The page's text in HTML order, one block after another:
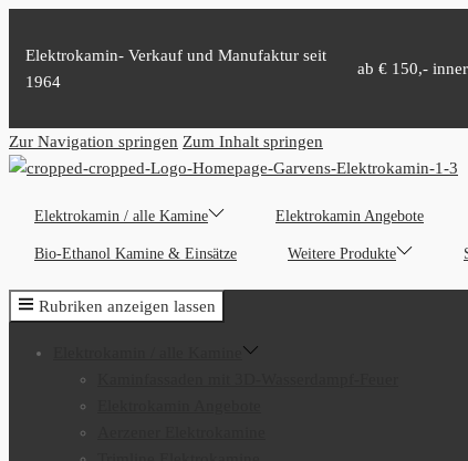
Elektrokamin- Verkauf und Manufaktur seit
1964
ab € 150,-
Zur Navigation springen Zum Inhalt springen
Elektrokamin / alle Kamine Elektrokamin Angebote
Bio-Ethanol Kamine & Einsätze Weitere Produkte
Rubriken anzeigen lassen